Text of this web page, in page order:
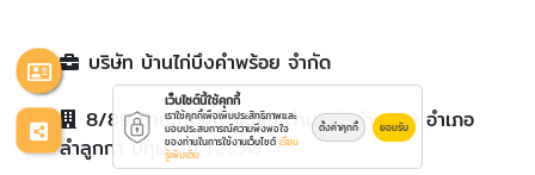
บริษัท บ้านไก่บึงคำพร้อย จำกัด
8/89 บ้านไก่บึงคำพร้อย ตำบลบึงคำพร้อย อำเภอ
ลำลูกกา ปทุมธานี 12150
เว็บไซต์นี้ใช้คุกกี้
เราใช้คุกกี้เพื่อเพิ่มประสิทธิภาพและ
มอบประสบการณ์ความพึงพอใจ
ของท่านในการใช้งานเว็บไซต์ เรียน
รู้เพิ่มเติม
ตั้งค่าคุกกี้ ยอมรับ